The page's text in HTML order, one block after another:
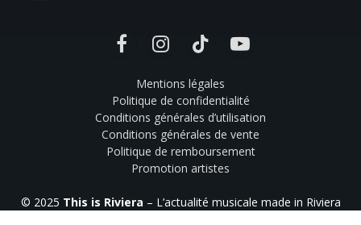
FacebookInstagramTikTok YouTube
Mentions légales
Politique de confidentialité
Conditions générales d’utilisation
Conditions générales de vente
Politique de remboursement
Promotion artistes
© 2025 This is Riviera – L’actualité musicale made in Riviera